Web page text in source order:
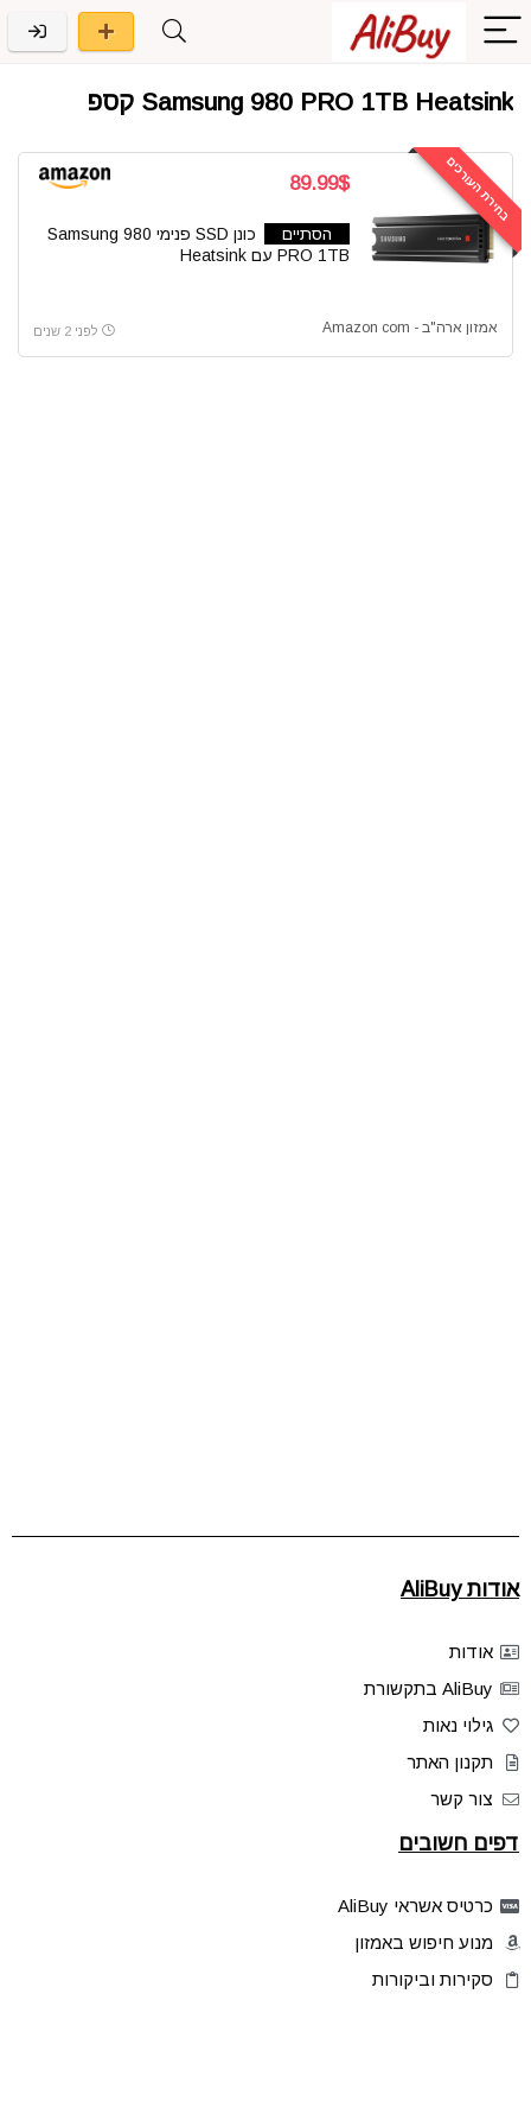
Samsung 980 PRO 1TB Heatsink קספ
בחירת העורכים 89.99$
הסתיים
כונן SSD פנימי Samsung 980
PRO 1TB עם Heatsink
אמזון ארה"ב - Amazon com לפני 2 שנים
אודות AliBuy
אודות
AliBuy בתקשורת
גילוי נאות
תקנון האתר
צור קשר
דפים חשובים
כרטיס אשראי AliBuy
מנוע חיפוש באמזון
סקירות וביקורות